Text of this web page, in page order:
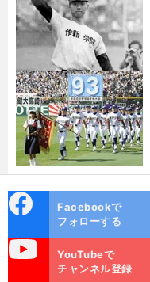
ok
Facebookで
フォローする
YouTubeで
チャンネル登録